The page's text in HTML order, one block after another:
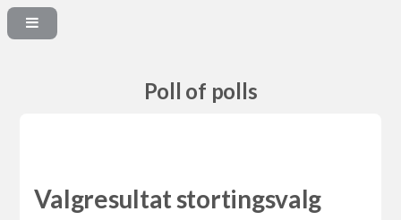
Poll of polls
Valgresultat stortingsvalg